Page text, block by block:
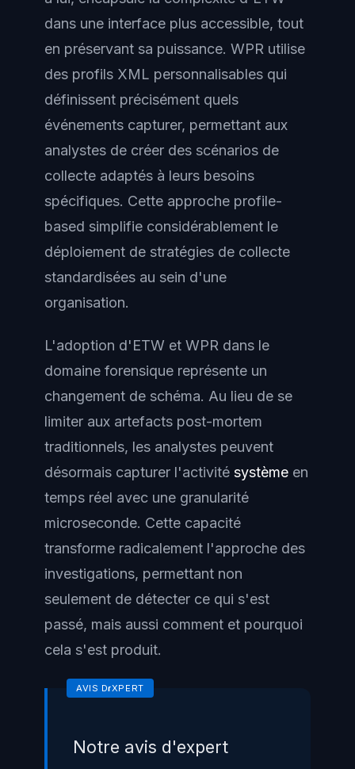
dans une interface plus accessible, tout
en préservant sa puissance. WPR utilise
des profils XML personnalisables qui
définissent précisément quels
événements capturer, permettant aux
analystes de créer des scénarios de
collecte adaptés à leurs besoins
spécifiques. Cette approche profile-
based simplifie considérablement le
déploiement de stratégies de collecte
standardisées au sein d'une
organisation.
L'adoption d'ETW et WPR dans le
domaine forensique représente un
changement de schéma. Au lieu de se
limiter aux artefacts post-mortem
traditionnels, les analystes peuvent
désormais capturer l'activité système en
temps réel avec une granularité
microseconde. Cette capacité
transforme radicalement l'approche des
investigations, permettant non
seulement de détecter ce qui s'est
passé, mais aussi comment et pourquoi
cela s'est produit.
Notre avis d'expert